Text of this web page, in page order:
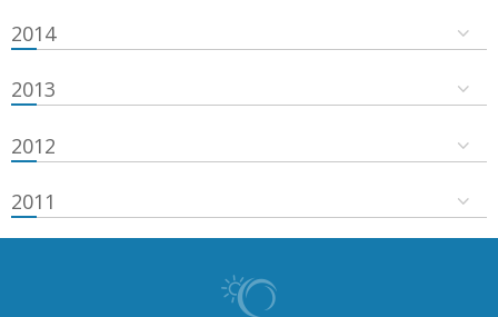
2014
2013
2012
2011